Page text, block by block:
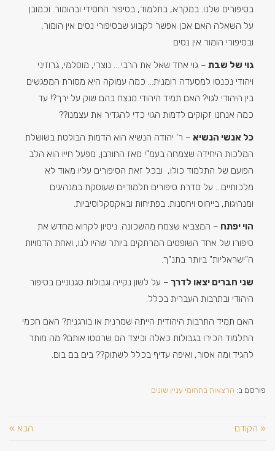
בסיפורים שלנו. במקרא, בתלמוד, בסיפור החסידי ובהומור. וכמובן
על השאלה האם אכן אפשר לקבוע שבסיפורי נסים אין הומור,
ובסיפורי הומור אין נסים
גוי של שבת – גוי אחד שאל את הרבי…. נוצרי, מוסלמי, גרוזיני
ויהודי נכנסו למסעדה רומנית… כמה עמוקה היא מסורת המפגשים
בין היהודי לגוי? האם תמיד היהודי מנצח בהם שוק על ירך?! עד
כמה אנחנו זקוקים לדמות הגוי כדי להגדיר את עצמנו??
כל אנשי הנשיא – ר' יהודה הנשיא הוא הדמות הבולטת בשושלת
המלכות היחידה שצמחה בעמ"י מאז החורבן, מפעל חייו הוא הלב
הפועם של התלמוד כולו, ובכל זאת הסיפורים עליו מאוד לא
מלכותיים… על סדרת סיפורים תלמודיים שעוסקת במנהיגים
ומנהיגות, בייחוס ויחסנות. בפתיחות ובאקסקלוסיביות.
הוי יפתח – המצביא שצמח מהשכונה. ניסיון לקרוא מחדש את
סיפורו של אחד השופטים המרתקים ביותר שהיו לנו, ואחת הדמויות
ה"ישראליות" ביותר בתנ"ך.
שני חברים יצאו לדרך – על לשון נקייה וגבולות סגנוניים בסיפור
היהודי ובתרבות העברית בכלל.
האם תמיד התרבות היהודית הייתה שמרנית או בורגנית? האם חכמי
התלמוד הכירו בגבולות כאלה וכיצד הם שרטטו אותם? מה מותר
להגיד ומה אסור, ואיפה עדיף בכלל לשתוק?? בים בם בום.
פורסם ב: הרצאות בתחומי עניין שונים
« הקודם הבא »